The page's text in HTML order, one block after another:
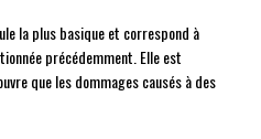
la plus basique et correspond à
précédemment. Elle est
que les dommages causés à des